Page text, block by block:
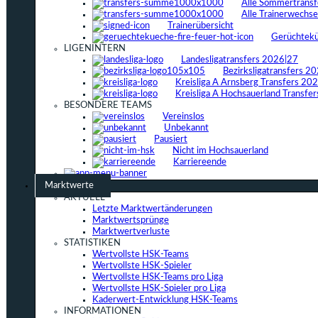
Alle
Alle
Trainerübersicht
LIGENINTERN
Landesligatransfers 2026|27
Bezirksligatransfers
Kreisliga A Arnsberg Transfers
Kreisliga A Hochsauerland
BESONDERE TEAMS
Vereinslos
Unbekannt
Pausiert
Nicht im Hochsauerland
Karriereende
Marktwerte
AKTUELL
Letzte Marktwertänderungen
Marktwertsprünge
Marktwertverluste
STATISTIKEN
Wertvollste HSK-Teams
Wertvollste HSK-Spieler
Wertvollste HSK-Teams pro Liga
Wertvollste HSK-Spieler pro Liga
Kaderwert-Entwicklung HSK-Teams
INFORMATIONEN